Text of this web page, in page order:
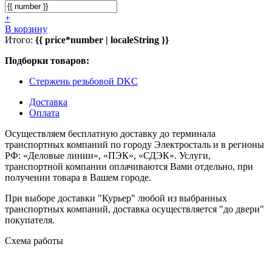
+
В корзину
Итого: {{ price*number | localeString }}
Подборки товаров:
Стержень резьбовой DKC
Доставка
Оплата
Осуществляем бесплатную доставку до терминала
транспортных компаний по городу Электросталь и в регионы
РФ: «Деловые линии», «ПЭК», «СДЭК». Услуги,
транспортной компании оплачиваются Вами отдельно, при
получении товара в Вашем городе.
При выборе доставки "Курьер" любой из выбранных
транспортных компаний, доставка осуществляется "до двери"
покупателя.
Схема работы